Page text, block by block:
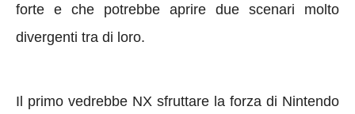
forte e che potrebbe aprire due scenari molto
divergenti tra di loro.
Il primo vedrebbe NX sfruttare la forza di Nintendo